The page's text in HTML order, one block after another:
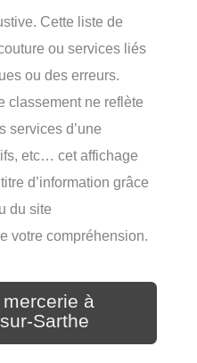
Cette liste de
ou services liés
ou des erreurs.
classement ne reflète
services d’une
etc… cet affichage
d’information grâce
du site
votre compréhension.
à
Sarthe